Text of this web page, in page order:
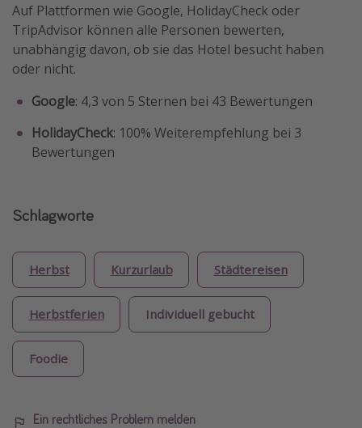
Auf Plattformen wie Google, HolidayCheck oder
TripAdvisor können alle Personen bewerten,
unabhängig davon, ob sie das Hotel besucht haben
oder nicht.
Google: 4,3 von 5 Sternen bei 43 Bewertungen
HolidayCheck: 100% Weiterempfehlung bei 3
Bewertungen
Schlagworte
Herbst Kurzurlaub Städtereisen
Herbstferien Individuell gebucht
Foodie
Ein rechtliches Problem melden